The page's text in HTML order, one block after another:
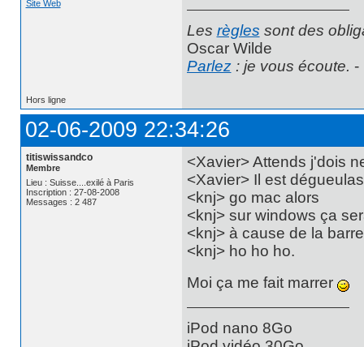
Site Web
Les règles sont des
Oscar Wilde
Parlez: je vous écoute. -
Hors ligne
02-06-2009 22:34:26
titiswissandco
Membre
Lieu : Suisse....exilé à Paris
Inscription : 27-08-2008
Messages : 2 487
<Xavier> Attends j'dois
<Xavier> Il est
<knj> go mac alors
<knj> sur windows ça
<knj> à cause de la
<knj> ho ho ho.
Moi ça me fait marrer
iPod nano 8Go